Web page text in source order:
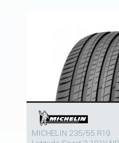
MICHELIN 235/55 R19